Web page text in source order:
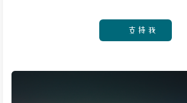
支持我